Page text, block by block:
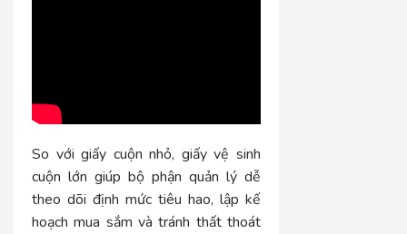
So với giấy cuộn nhỏ, giấy vệ sinh
cuộn lớn giúp bộ phận quản lý dễ
theo dõi định mức tiêu hao, lập kế
hoạch mua sắm và tránh thất thoát